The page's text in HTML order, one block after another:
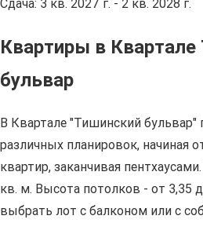
Сдача: 3 кв. 2027 г. - 2 кв. 2028 г.
Квартиры в Квартале
бульвар
В Квартале "Тишинский
различных планировок, начиная
квартир, заканчивая
кв. м. Высота потолков - от 3,35
выбрать лот с балконом или с